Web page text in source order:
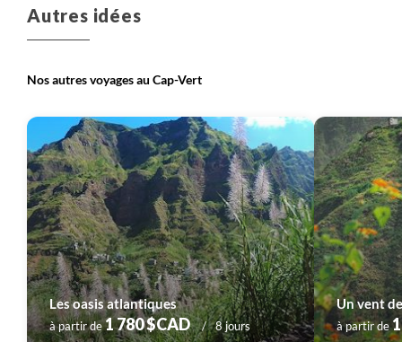
Autres idées
Nos autres voyages au Cap-Vert
Les oasis atlantiques
à partir de1 780 $CAD 8 jours
Un vent
à partir de